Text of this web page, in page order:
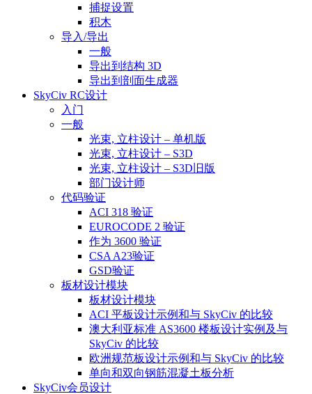
捕捉设置
积木
导入/导出
一般
导出到结构 3D
导出到剖面生成器
SkyCiv RC设计
入门
一般
光束, 立柱设计 – 单机版
光束, 立柱设计 – S3D
光束, 立柱设计 – S3D旧版
部门设计师
代码验证
ACI 318 验证
EUROCODE 2 验证
作为 3600 验证
CSA A23验证
GSD验证
板材设计模块
板材设计模块
ACI 平板设计示例和与 SkyCiv 的比较
澳大利亚标准 AS3600 楼板设计实例及与
SkyCiv 的比较
欧洲规范板设计示例和与 SkyCiv 的比较
单向和双向钢筋混凝土板分析
SkyCiv会员设计